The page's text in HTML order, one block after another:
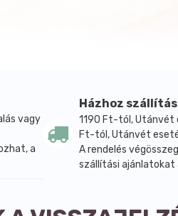
vagy
a
Házhoz szállítás
1190 Ft-tól,
Ft-tól, Utánvét
A rendelés
szállítási ajánlatokat